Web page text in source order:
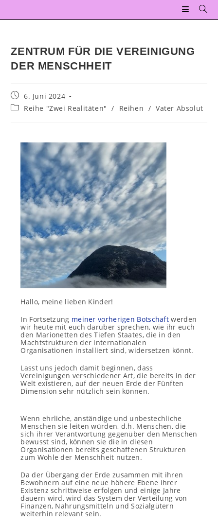
ZENTRUM FÜR DIE VEREINIGUNG
DER MENSCHHEIT
6. Juni 2024
Reihe "Zwei Realitäten"
/ Reihen / Vater Absolut
Hallo, meine lieben Kinder!
In Fortsetzung meiner vorherigen Botschaft werden
wir heute mit euch darüber sprechen, wie ihr euch
den Marionetten des Tiefen Staates, die in den
Machtstrukturen der internationalen
Organisationen installiert sind, widersetzen könnt.
Lasst uns jedoch damit beginnen, dass
Vereinigungen verschiedener Art, die bereits in der
Welt existieren, auf der neuen Erde der Fünften
Dimension sehr nützlich sein können.
Wenn ehrliche, anständige und unbestechliche
Menschen sie leiten würden, d.h. Menschen, die
sich ihrer Verantwortung gegenüber den Menschen
bewusst sind, können sie die in diesen
Organisationen bereits geschaffenen Strukturen
zum Wohle der Menschheit nutzen.
Da der Übergang der Erde zusammen mit ihren
Bewohnern auf eine neue höhere Ebene ihrer
Existenz schrittweise erfolgen und einige Jahre
dauern wird, wird das System der Verteilung von
Finanzen, Nahrungsmitteln und Sozialgütern
weiterhin relevant sein.